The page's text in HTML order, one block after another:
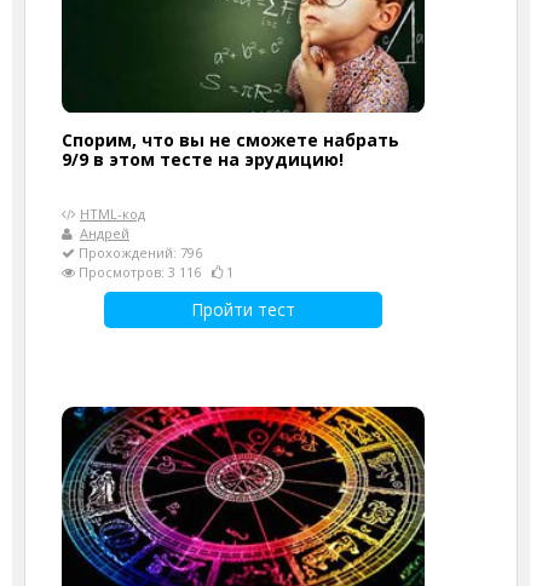
Спорим, что вы не сможете набрать
9/9 в этом тесте на эрудицию!
HTML-код
Андрей
Прохождений: 796
Просмотров: 3 116
1
Пройти тест